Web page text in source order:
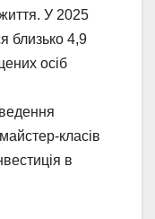
У 2025
близько 4,9
осіб
класів
в